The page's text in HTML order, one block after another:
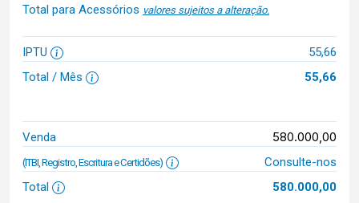
Total para Acessórios valores sujeitos a alteração.
IPTU
55,66
Total / Mês
55,66
Venda 580.000,00
(ITBI, Registro, Escritura e Certidões)
Consulte-nos
Total
580.000,00